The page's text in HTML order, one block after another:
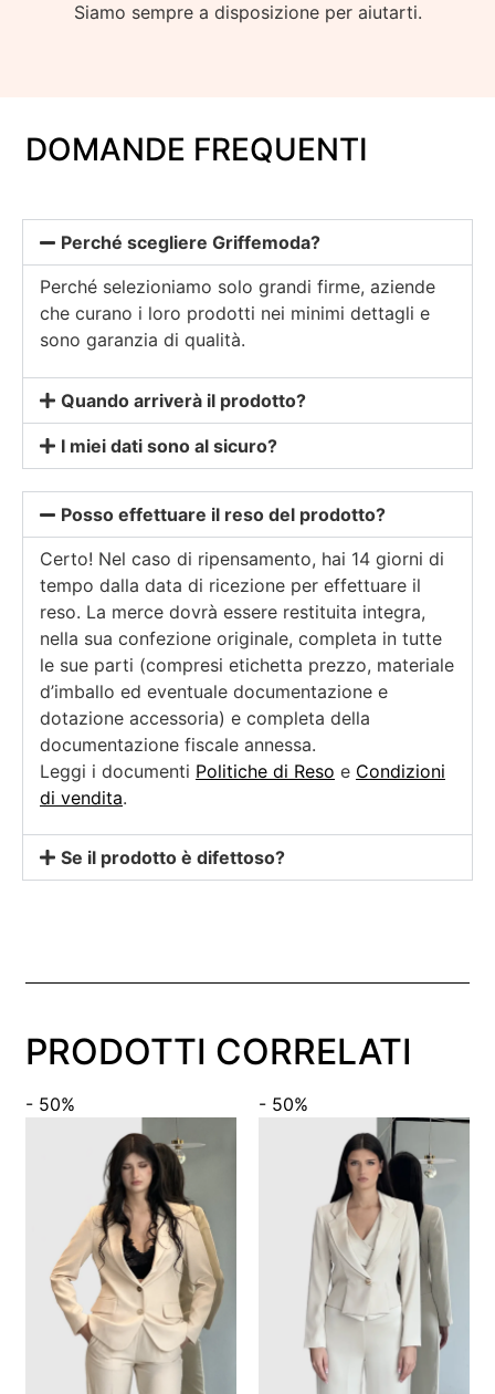
Siamo sempre a disposizione per aiutarti.
DOMANDE FREQUENTI
Perché scegliere Griffemoda?
Perché selezioniamo solo grandi firme, aziende
che curano i loro prodotti nei minimi dettagli e
sono garanzia di qualità.
Quando arriverà il prodotto?
I miei dati sono al sicuro?
Posso effettuare il reso del prodotto?
Certo! Nel caso di ripensamento, hai 14 giorni di
tempo dalla data di ricezione per effettuare il
reso. La merce dovrà essere restituita integra,
nella sua confezione originale, completa in tutte
le sue parti (compresi etichetta prezzo, materiale
d’imballo ed eventuale documentazione e
dotazione accessoria) e completa della
documentazione fiscale annessa.
Leggi i documenti Politiche di Reso e Condizioni
di vendita.
Se il prodotto è difettoso?
PRODOTTI CORRELATI
- 50% - 50%